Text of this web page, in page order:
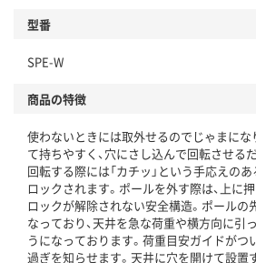
型番
SPE-W
商品の特徴
使わないときには取外せるのでじゃまにな
て持ちやすく、穴にさし込んで回転させる
回転する際には「カチッ」という手応えの
ロックされます。ポールを外す際は、上に
ロックが解除されない安全構造。ポールの
なっており、天井を急な荷重や横方向に引
うになっております。荷重目安ガイドがつ
過ぎを知らせます。天井に穴を開けて設置